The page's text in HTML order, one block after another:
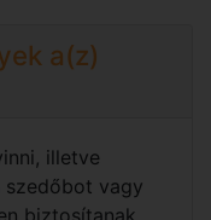
a(z)
illetve
szedőbot vagy